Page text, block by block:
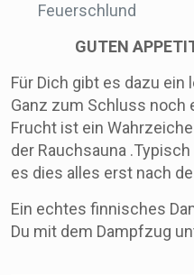
Feuerschlund
GUTEN
Für Dich gibt es dazu ein
Ganz zum Schluss noch
Frucht ist ein
der Rauchsauna
es dies alles erst nach
Ein echtes finnisches
Du mit dem Dampfzug